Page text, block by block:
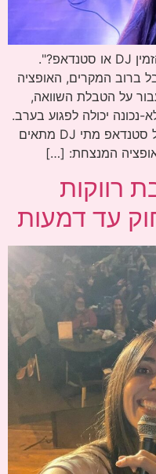
השאלה מגיעה כמעט בכל ארגון: "להזמין DJ או סטנדאפ?".
ברוב המקרים, האופציה
על הטבלת השוואה,
יכולה לפגוע בערב.
תוכן המאמר: טבלת השוואה: DJ מול סטנדאפ מתי DJ מתאים
המנצחת: […]
רווקות
עד דמעות